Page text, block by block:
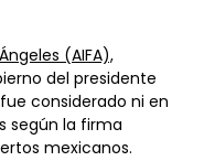
(AIFA),
del presidente
considerado ni en
según la firma
mexicanos.